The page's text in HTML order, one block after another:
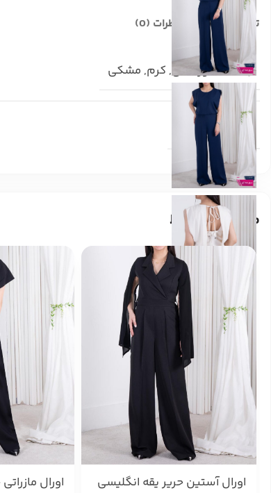
توضیحات تکمیلی نظرات (0)
رنگ سورمه ای, کرم, مشکی
سایز M XL
محصولات مرتبط
اورال آستین حریر یقه انگلیسی
اورال